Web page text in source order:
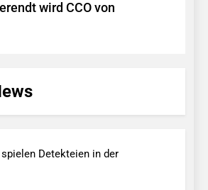
wird CCO von
Detekteien in der